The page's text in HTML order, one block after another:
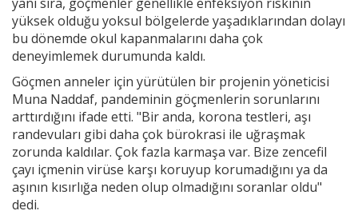
yanı sıra, göçmenler genellikle enfeksiyon riskinin
yüksek olduğu yoksul bölgelerde yaşadıklarından dolayı
bu dönemde okul kapanmalarını daha çok
deneyimlemek durumunda kaldı.
Göçmen anneler için yürütülen bir projenin yöneticisi
Muna Naddaf, pandeminin göçmenlerin sorunlarını
arttırdığını ifade etti. "Bir anda, korona testleri, aşı
randevuları gibi daha çok bürokrasi ile uğraşmak
zorunda kaldılar. Çok fazla karmaşa var. Bize zencefil
çayı içmenin virüse karşı koruyup korumadığını ya da
aşının kısırlığa neden olup olmadığını soranlar oldu"
dedi.